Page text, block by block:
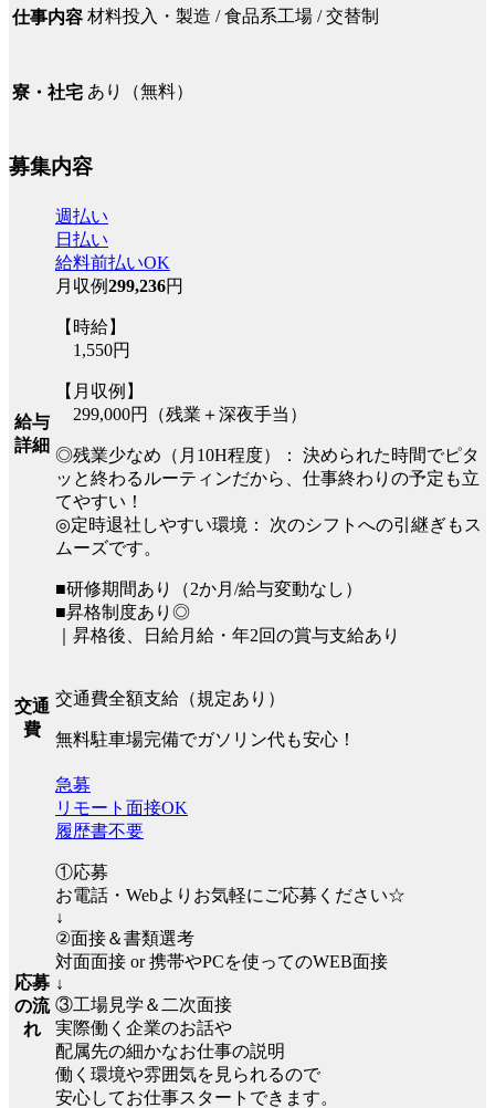
仕事内容 材料投入・製造 / 食品系工場 / 交替制
寮・社宅 あり（無料）
募集内容
給与
詳細
週払い
日払い
給料前払いOK
月収例299,236円
【時給】
1,550円
【月収例】
299,000円（残業＋深夜手当）
◎残業少なめ（月10H程度）： 決められた時間でピタ
ッと終わるルーティンだから、仕事終わりの予定も立
てやすい！
◎定時退社しやすい環境： 次のシフトへの引継ぎもス
ムーズです。
■研修期間あり（2か月/給与変動なし）
■昇格制度あり◎
｜昇格後、日給月給・年2回の賞与支給あり
交通
費
交通費全額支給（規定あり）
無料駐車場完備でガソリン代も安心！
応募
の流
れ
急募
リモート面接OK
履歴書不要
①応募
お電話・Webよりお気軽にご応募ください☆
↓
②面接＆書類選考
対面面接 or 携帯やPCを使ってのWEB面接
↓
③工場見学＆二次面接
実際働く企業のお話や
配属先の細かなお仕事の説明
働く環境や雰囲気を見られるので
安心してお仕事スタートできます。